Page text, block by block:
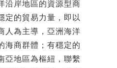
沿岸地區的資源型商
定的貿易力量，即以
人為主導，亞洲海洋
海商群體；有穩定的
亞地區為樞紐，聯繫